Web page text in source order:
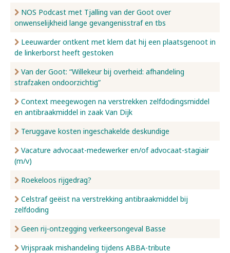
NOS Podcast met Tjalling van der Goot over
onwenselijkheid lange gevangenisstraf en tbs
Leeuwarder ontkent met klem dat hij een plaatsgenoot in
de linkerborst heeft gestoken
Van der Goot: “Willekeur bij overheid: afhandeling
strafzaken ondoorzichtig”
Context meegewogen na verstrekken zelfdodingsmiddel
en antibraakmiddel in zaak Van Dijk
Teruggave kosten ingeschakelde deskundige
Vacature advocaat-medewerker en/of advocaat-stagiair
(m/v)
Roekeloos rijgedrag?
Celstraf geëist na verstrekking antibraakmiddel bij
zelfdoding
Geen rij-ontzegging verkeersongeval Basse
Vrijspraak mishandeling tijdens ABBA-tribute